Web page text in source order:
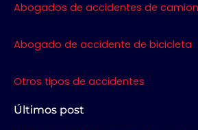
Abogados de accidentes de
Abogado de accidente de bicicleta
Otros tipos de accidentes
Últimos post